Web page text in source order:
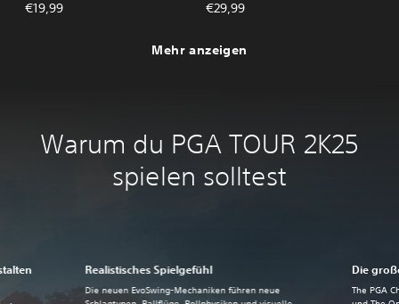
€19,99 €29,99
Mehr anzeigen
Warum du PGA TOUR 2K25
spielen solltest
Realistisches Spielgefühl
Die neuen EvoSwing-Mechaniken führen neue
Die
The PGA